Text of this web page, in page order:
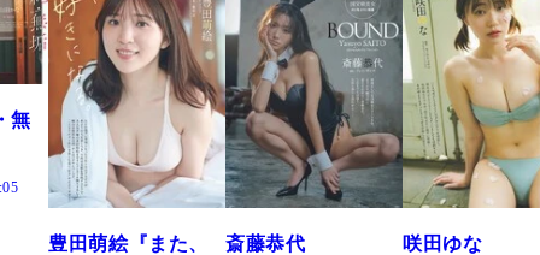
斎藤恭代
咲田ゆな
藤水咲桜『花